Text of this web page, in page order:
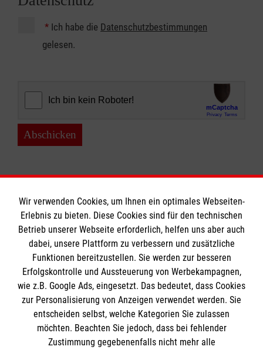
* Ich habe die Datenschutzbestimmungen
gelesen.
Abschicken
Der Malteser Hilfsdienst e. V. ist als eingetragene
gemeinnützige Organisation von der Körperschaft- und
Gewerbesteuer befreit.
Informationen
A-Z
Wir verwenden Cookies, um Ihnen ein optimales Webseiten-
Erlebnis zu bieten. Diese Cookies sind für den technischen
Betrieb unserer Webseite erforderlich, helfen uns aber auch
dabei, unsere Plattform zu verbessern und zusätzliche
Funktionen bereitzustellen. Sie werden zur besseren
Erfolgskontrolle und Aussteuerung von Werbekampagnen,
wie z.B. Google Ads, eingesetzt. Das bedeutet, dass Cookies
zur Personalisierung von Anzeigen verwendet werden. Sie
entscheiden selbst, welche Kategorien Sie zulassen
möchten. Beachten Sie jedoch, dass bei fehlender
Zustimmung gegebenenfalls nicht mehr alle